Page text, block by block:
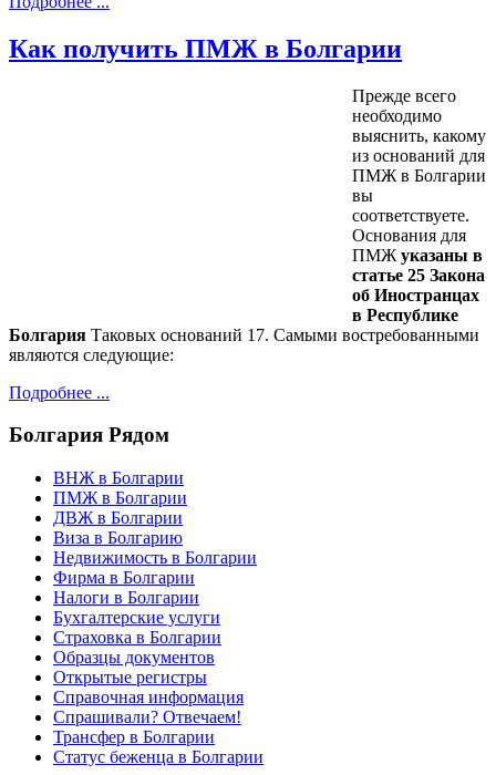
Как получить ПМЖ в Болгарии
Прежде всего
необходимо
выяснить, какому
из оснований для
ПМЖ в Болгарии
вы
соответствуете.
Основания для
ПМЖ указаны в
статье 25 Закона
об Иностранцах
в Республике
Болгария Таковых оснований 17. Самыми востребованными
являются следующие:
Подробнее ...
Болгария Рядом
ВНЖ в Болгарии
ПМЖ в Болгарии
ДВЖ в Болгарии
Виза в Болгарию
Недвижимость в Болгарии
Фирма в Болгарии
Налоги в Болгарии
Бухгалтерские услуги
Страховка в Болгарии
Образцы документов
Открытые регистры
Справочная информация
Спрашивали? Отвечаем!
Трансфер в Болгарии
Статус беженца в Болгарии